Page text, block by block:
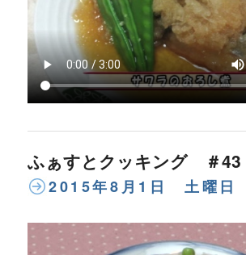
ふぁすとクッキング ＃43
2015年8月1日 土曜日